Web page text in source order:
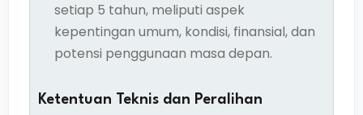
setiap 5 tahun, meliputi aspek
kepentingan umum, kondisi, finansial, dan
potensi penggunaan masa depan.
Ketentuan Teknis dan Peralihan